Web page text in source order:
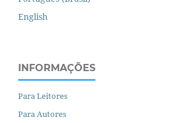
English
INFORMAÇÕES
Para Leitores
Para Autores